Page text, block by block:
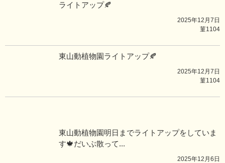
ライトアップ🍂
2025年12月7日
菫1104
東山動植物園ライトアップ🍂
2025年12月7日
菫1104
東山動植物園明日までライトアップをしていま
す🍁だいぶ散って...
2025年12月6日